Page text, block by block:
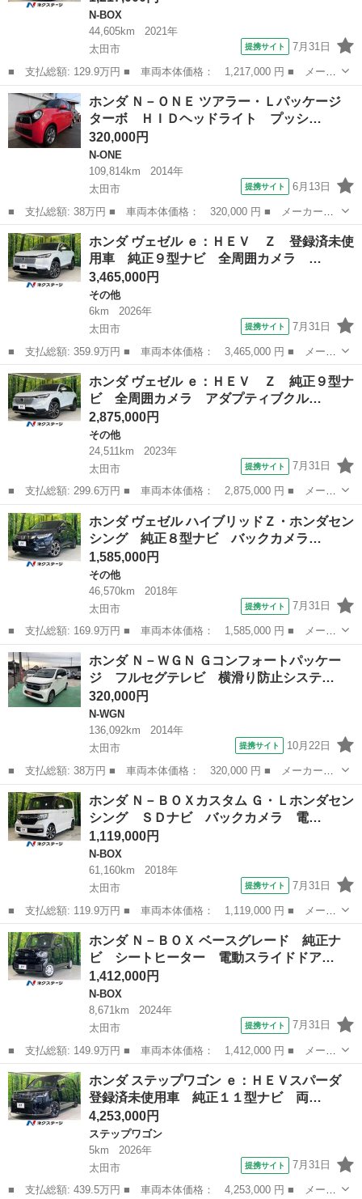
N-BOX
44,605km
2021年
太田市
提携サイト 7月31日
■ 支払総額: 129.9万円 ■ 車両本体価格： 1,217,000 円 ■ メーカ
ー名： ホンダ ■ 車種名： Ｎ－ＢＯＸ ■ グレード名： Ｌ・タ
ーボ 両側電動ドア 純正ナビ バックカメラ Ｂｌｕｅｔｏｏｔｈ
再生 ア...
群馬 太田市 N-BOX
ホンダ Ｎ－ＯＮＥ ツアラー・Ｌパッケージ
ターボ ＨＩＤヘッドライト プッシ…
320,000円
N-ONE
109,814km
2014年
太田市
提携サイト 6月13日
■ 支払総額: 38万円 ■ 車両本体価格： 320,000 円 ■ メーカー
名： ホンダ ■ 車種名： Ｎ－ＯＮＥ ■ グレード名： ツアラ
ー・Ｌパッケージ ターボ ＨＩＤヘッドライト プッシュスター
ト 純正アルミホイー...
群馬 太田市 N-ONE
ホンダ ヴェゼル ｅ：ＨＥＶ Ｚ 登録済未使
用車 純正９型ナビ 全周囲カメラ …
3,465,000円
その他
6km
2026年
太田市
提携サイト 7月31日
■ 支払総額: 359.9万円 ■ 車両本体価格： 3,465,000 円 ■ メーカ
ー名： ホンダ ■ 車種名： ヴェゼル ■ グレード名： ｅ：ＨＥ
Ｖ Ｚ 登録済未使用車 純正９型ナビ 全周囲カメラ 衝突軽減装
置 電動...
群馬 太田市 その他
ホンダ ヴェゼル ｅ：ＨＥＶ Ｚ 純正９型ナ
ビ 全周囲カメラ アダプティブクル…
2,875,000円
その他
24,511km
2023年
太田市
提携サイト 7月31日
■ 支払総額: 299.6万円 ■ 車両本体価格： 2,875,000 円 ■ メーカ
ー名： ホンダ ■ 車種名： ヴェゼル ■ グレード名： ｅ：ＨＥ
Ｖ Ｚ 純正９型ナビ 全周囲カメラ アダプティブクルーズコント
ロール ...
群馬 太田市 その他
ホンダ ヴェゼル ハイブリッドＺ・ホンダセン
シング 純正８型ナビ バックカメラ…
1,585,000円
その他
46,570km
2018年
太田市
提携サイト 7月31日
■ 支払総額: 169.9万円 ■ 車両本体価格： 1,585,000 円 ■ メーカ
ー名： ホンダ ■ 車種名： ヴェゼル ■ グレード名： ハイブリ
ッドＺ・ホンダセンシング 純正８型ナビ バックカメラ ドラレ
コ ＥＴＣ...
群馬 太田市 その他
ホンダ Ｎ－ＷＧＮ Ｇコンフォートパッケー
ジ フルセグテレビ 横滑り防止システ…
320,000円
N-WGN
136,092km
2014年
太田市
提携サイト 10月22日
■ 支払総額: 38万円 ■ 車両本体価格： 320,000 円 ■ メーカー
名： ホンダ ■ 車種名： Ｎ－ＷＧＮ ■ グレード名： Ｇコンフ
ォートパッケージ フルセグテレビ 横滑り防止システム 追突軽減
ブレーキ メモリ...
群馬 太田市 N-WGN
ホンダ Ｎ－ＢＯＸカスタム Ｇ・Ｌホンダセン
シング ＳＤナビ バックカメラ 電…
1,119,000円
N-BOX
61,160km
2018年
太田市
提携サイト 7月31日
■ 支払総額: 119.9万円 ■ 車両本体価格： 1,119,000 円 ■ メーカ
ー名： ホンダ ■ 車種名： Ｎ－ＢＯＸカスタム ■ グレード
名： Ｇ・Ｌホンダセンシング ＳＤナビ バックカメラ 電動スラ
イドドア ア...
群馬 太田市 N-BOX
ホンダ Ｎ－ＢＯＸ ベースグレード 純正ナ
ビ シートヒーター 電動スライドドア…
1,412,000円
N-BOX
8,671km
2024年
太田市
提携サイト 7月31日
■ 支払総額: 149.9万円 ■ 車両本体価格： 1,412,000 円 ■ メーカ
ー名： ホンダ ■ 車種名： Ｎ－ＢＯＸ ■ グレード名： ベース
グレード 純正ナビ シートヒーター 電動スライドドア アダプテ
ィブクル...
群馬 太田市 N-BOX
ホンダ ステップワゴン ｅ：ＨＥＶスパーダ
登録済未使用車 純正１１型ナビ 両…
4,253,000円
ステップワゴン
5km
2026年
太田市
提携サイト 7月31日
■ 支払総額: 439.5万円 ■ 車両本体価格： 4,253,000 円 ■ メーカ